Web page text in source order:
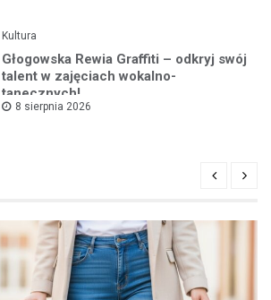
Kultura
Głogowska Rewia Graffiti – odkryj swój
talent w zajęciach wokalno-
tanecznych!
8 sierpnia 2026